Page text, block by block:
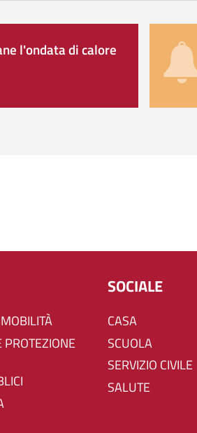
l'ondata di calore
MOBILITÀ
SOCIALE
CASA
SCUOLA
SERVIZIO CIVILE
SALUTE